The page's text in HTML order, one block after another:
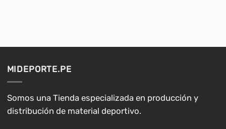
MIDEPORTE.PE
Somos una Tienda especializada en producción y
distribución de material deportivo.